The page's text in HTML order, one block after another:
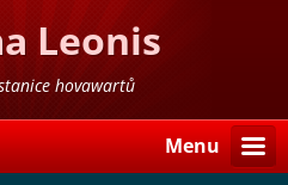
Leonis
hovawartů
Menu